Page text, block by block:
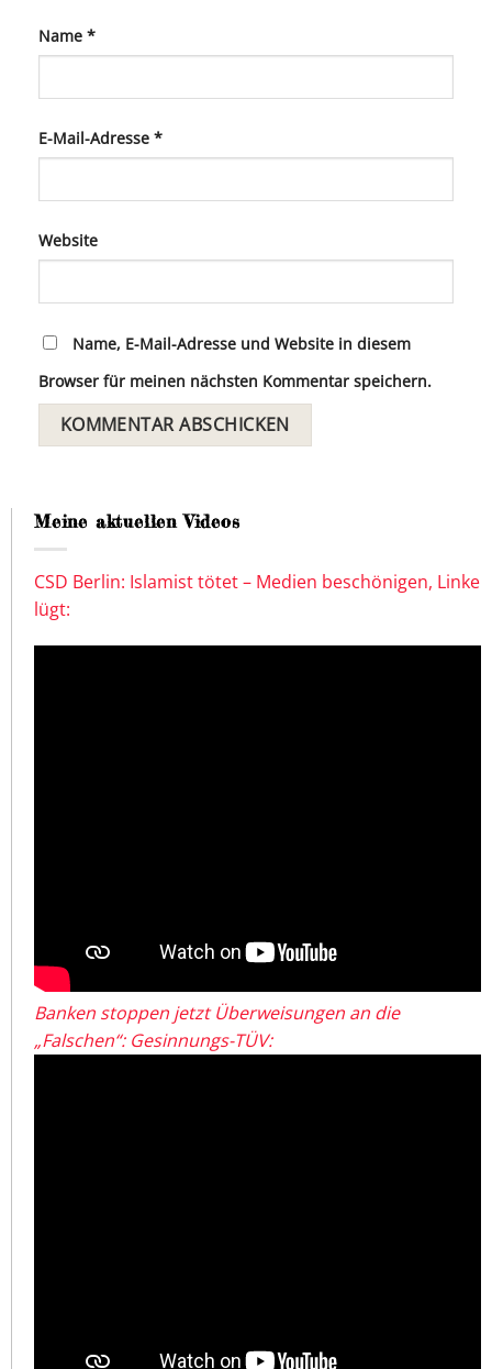
Name *
E-Mail-Adresse *
Website
Name, E-Mail-Adresse und Website in diesem
Browser für meinen nächsten Kommentar speichern.
Meine aktuellen Videos
CSD Berlin: Islamist tötet – Medien beschönigen, Linke
lügt:
Banken stoppen jetzt Überweisungen an die
„Falschen“: Gesinnungs-TÜV: